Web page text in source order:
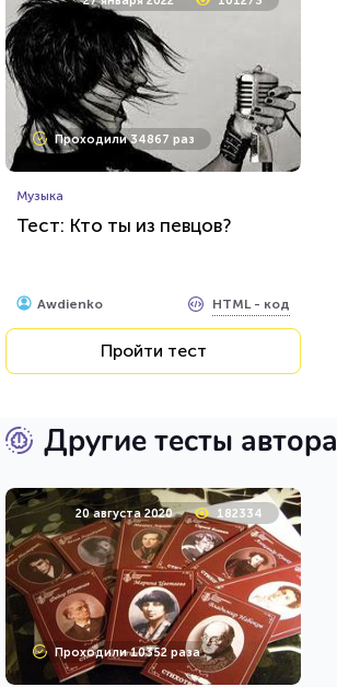
Проходили 34867 раз
Музыка
Тест: Кто ты из певцов?
Awdienko HTML - код
Пройти тест
Другие тесты автора
20 августа 2020 182334
Проходили 10352 раза